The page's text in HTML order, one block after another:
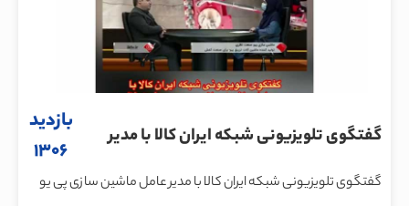
گفتگوی تلویزیونی شبکه ایران کالا با مدیر
بازدید
1306
گفتگوی تلویزیونی شبکه ایران کالا با مدیر عامل ماشین سازی پی یو